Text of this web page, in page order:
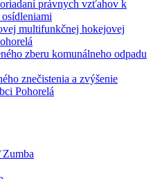
právnych vzťahov k
multifunkčnej hokejovej
zberu komunálneho odpadu
znečistenia a zvýšenie
Pohorelá
Zumba